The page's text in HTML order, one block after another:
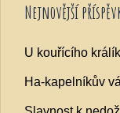
Nejnovější
U kouřícího
Ha-kapelníkův